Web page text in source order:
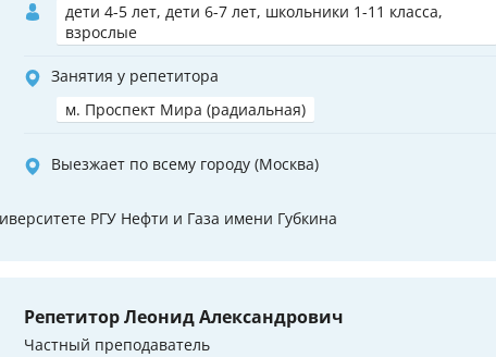
дети 4-5 лет, дети 6-7 лет, школьники 1-11 класса,
взрослые
Занятия у репетитора
м. Проспект Мира (радиальная)
Выезжает по всему городу (Москва)
РГУ Нефти и Газа имени Губкина
Репетитор Леонид Александрович
Частный преподаватель